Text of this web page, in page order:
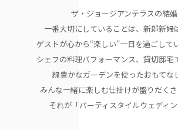
ザ・ジョージアンテラスの結
一番大切にしていることは、 新郎新婦
ゲストが心から“楽しい”一日を過ごして
シェフの料理パフォーマンス、貸切邸宅
緑豊かなガーデンを使ったおもてな
みんな一緒に楽しむ仕掛けが盛りだくさ
それが「パーティスタイルウェディン